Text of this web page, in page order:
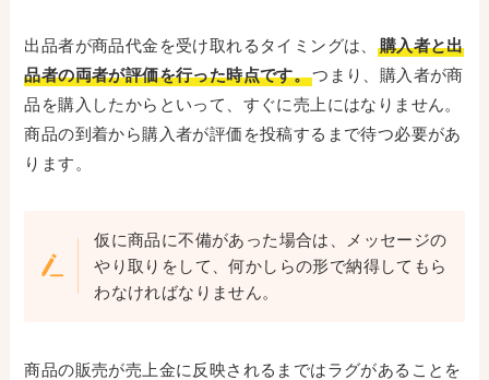
出品者が商品代金を受け取れるタイミングは、
購入者と出
品者の両者が評価を行った時点です。つまり、購入者が商
品を購入したからといって、すぐに売上にはなりません。
商品の到着から購入者が評価を投稿するまで待つ必要があ
ります。
仮に商品に不備があった場合は、メッセージの
やり取りをして、何かしらの形で納得してもら
わなければなりません。
商品の販売が売上金に反映されるまではラグがあることを